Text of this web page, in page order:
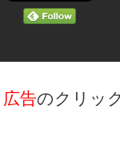
広告のクリッ